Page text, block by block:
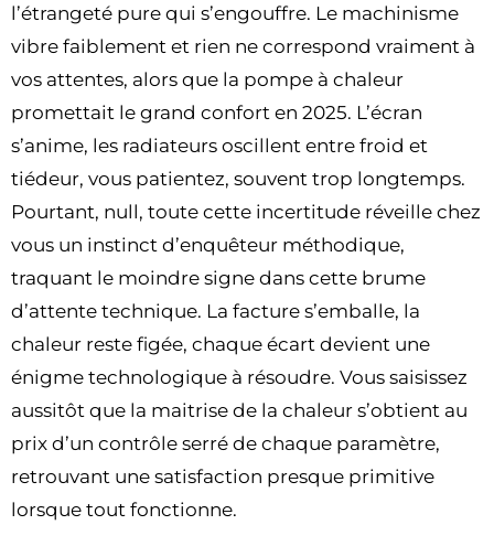
l’étrangeté pure qui s’engouffre. Le machinisme
vibre faiblement et rien ne correspond vraiment à
vos attentes, alors que la pompe à chaleur
promettait le grand confort en 2025. L’écran
s’anime, les radiateurs oscillent entre froid et
tiédeur, vous patientez, souvent trop longtemps.
Pourtant, null, toute cette incertitude réveille chez
vous un instinct d’enquêteur méthodique,
traquant le moindre signe dans cette brume
d’attente technique. La facture s’emballe, la
chaleur reste figée, chaque écart devient une
énigme technologique à résoudre. Vous saisissez
aussitôt que la maitrise de la chaleur s’obtient au
prix d’un contrôle serré de chaque paramètre,
retrouvant une satisfaction presque primitive
lorsque tout fonctionne.